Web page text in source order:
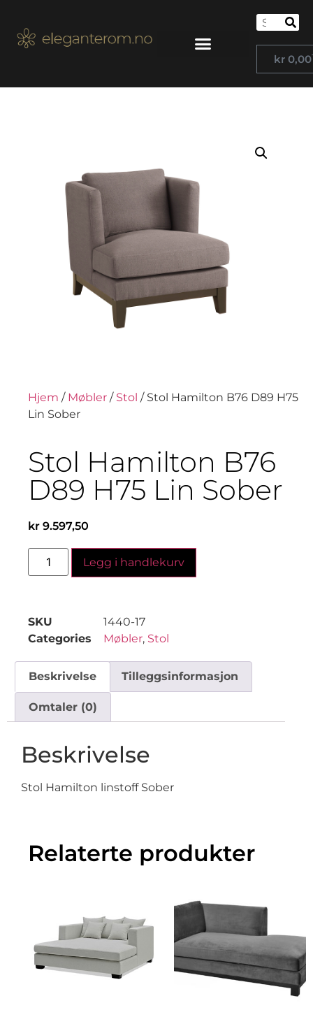
kr0,00
Hjem / Møbler / Stol / Stol Hamilton B76 D89 H75
Lin Sober
Stol Hamilton B76
D89 H75 Lin Sober
kr 9.597,50
Legg i handlekurv
SKU
1440-17
Categories
Møbler, Stol
Beskrivelse Tilleggsinformasjon
Omtaler (0)
Beskrivelse
Stol Hamilton linstoff Sober
Relaterte produkter